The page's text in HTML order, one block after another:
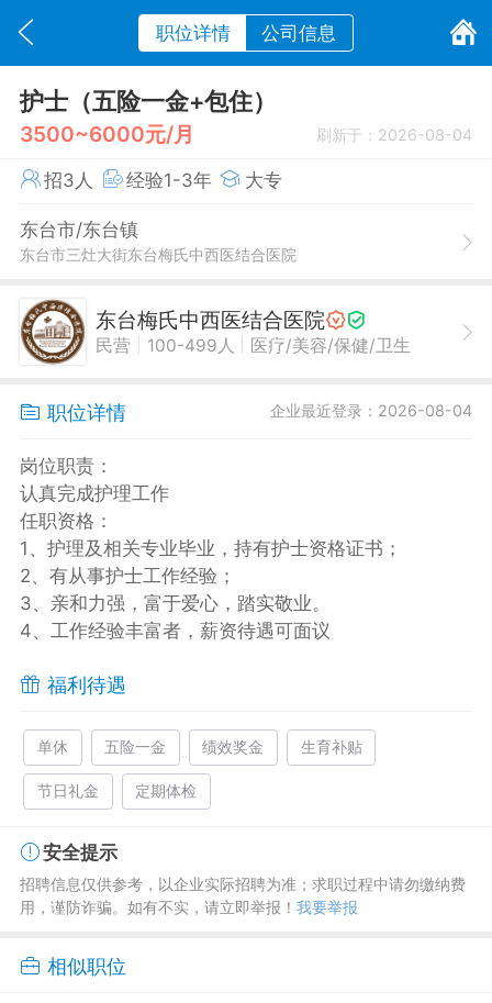
职位详情 公司信息
护士（五险一金+包住）
3500~6000元/月 刷新于：2026-08-04
招3人 经验1-3年 大专
东台市/东台镇
东台市三灶大街东台梅氏中西医结合医院
东台梅氏中西医结合医院
民营 100-499人 医疗/美容/保健/卫生
职位详情 企业最近登录：2026-08-04
岗位职责：
认真完成护理工作
任职资格：
1、护理及相关专业毕业，持有护士资格证书；
2、有从事护士工作经验；
3、亲和力强，富于爱心，踏实敬业。
4、工作经验丰富者，薪资待遇可面议
福利待遇
单休 五险一金 绩效奖金 生育补贴
节日礼金 定期体检
安全提示
招聘信息仅供参考，以企业实际招聘为准；求职过程中请勿缴纳费
用，谨防诈骗。如有不实，请立即举报！ 我要举报
相似职位